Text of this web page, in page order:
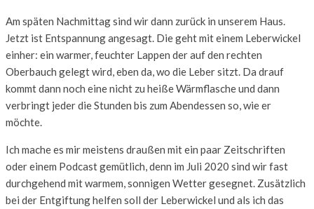
Am späten Nachmittag sind wir dann zurück in unserem Haus.
Jetzt ist Entspannung angesagt. Die geht mit einem Leberwickel
einher: ein warmer, feuchter Lappen der auf den rechten
Oberbauch gelegt wird, eben da, wo die Leber sitzt. Da drauf
kommt dann noch eine nicht zu heiße Wärmflasche und dann
verbringt jeder die Stunden bis zum Abendessen so, wie er
möchte.
Ich mache es mir meistens draußen mit ein paar Zeitschriften
oder einem Podcast gemütlich, denn im Juli 2020 sind wir fast
durchgehend mit warmem, sonnigen Wetter gesegnet. Zusätzlich
bei der Entgiftung helfen soll der Leberwickel und als ich das